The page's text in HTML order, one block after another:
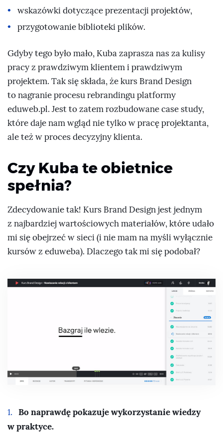
wskazówki dotyczące prezentacji projektów,
przygotowanie biblioteki plików.
Gdyby tego było mało, Kuba zaprasza nas za kulisy
pracy z prawdziwym klientem i prawdziwym
projektem. Tak się składa, że kurs Brand Design
to nagranie procesu rebrandingu platformy
eduweb.pl. Jest to zatem rozbudowane case study,
które daje nam wgląd nie tylko w pracę projektanta,
ale też w proces decyzyjny klienta.
Czy Kuba te obietnice
spełnia?
Zdecydowanie tak! Kurs Brand Design jest jednym
z najbardziej wartościowych materiałów, które udało
mi się obejrzeć w sieci (i nie mam na myśli wyłącznie
kursów z eduweba). Dlaczego tak mi się podobał?
Bo naprawdę pokazuje wykorzystanie wiedzy
w praktyce.